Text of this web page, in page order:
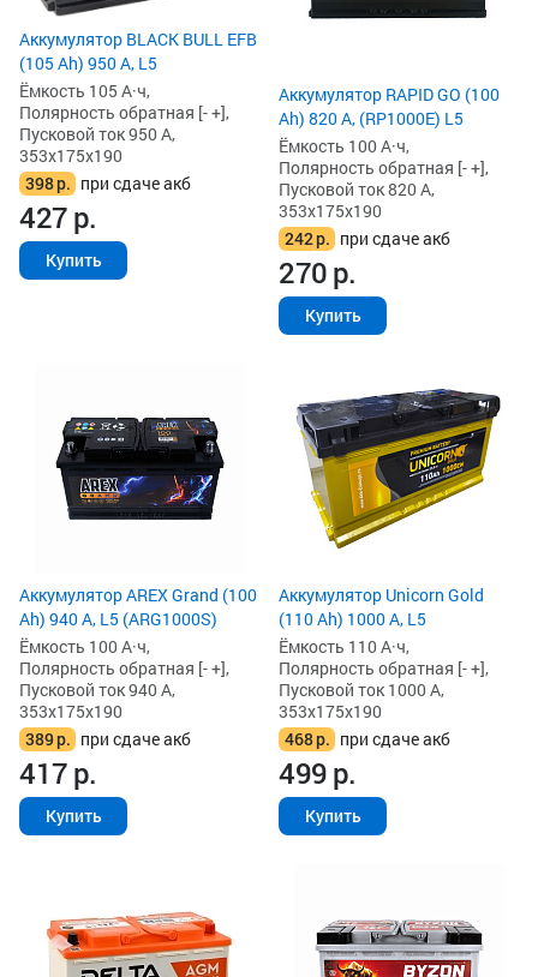
Аккумулятор BLACK BULL EFB
(105 Ah) 950 А, L5
Ёмкость 105 А·ч,
Полярность обратная [- +],
Пусковой ток 950 А,
353x175x190
398р. при сдаче акб
427р.
Купить
Аккумулятор RAPID GO (100
Ah) 820 А, (RP1000E) L5
Ёмкость 100 А·ч,
Полярность обратная [- +],
Пусковой ток 820 А,
353x175x190
242р. при сдаче акб
270р.
Купить
Аккумулятор AREX Grand (100
Ah) 940 А, L5 (ARG1000S)
Ёмкость 100 А·ч,
Полярность обратная [- +],
Пусковой ток 940 А,
353x175x190
389р. при сдаче акб
417р.
Купить
Аккумулятор Unicorn Gold
(110 Ah) 1000 А, L5
Ёмкость 110 А·ч,
Полярность обратная [- +],
Пусковой ток 1000 А,
353x175x190
468р. при сдаче акб
499р.
Купить